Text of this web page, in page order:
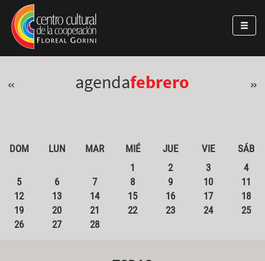
Pasar al contenido principal
Jump to main content
« agendafebrero »
DOM LUN MAR MIÉ JUE VIE
SÁB
1
2 3
4
5
6 7 8 9 10
11
12
13 14 15 16 17
18
19
20 21 22 23 24
25
26
27 28